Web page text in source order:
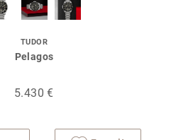
TUDOR
Pelagos
5.430 €